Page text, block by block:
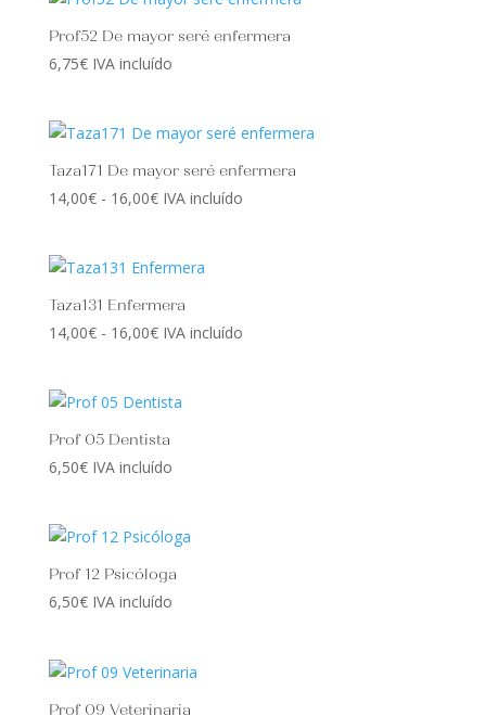
Prof52 De mayor seré enfermera
6,75€ IVA incluído
Taza171 De mayor seré enfermera
14,00€ - 16,00€Rango
desde
IVA incluído
Taza131 Enfermera
14,00€ - 16,00€Rango
desde
14,00€
hasta
IVA incluído
Prof 05 Dentista
6,50€ IVA incluído
Prof 12 Psicóloga
6,50€ IVA incluído
Prof 09 Veterinaria